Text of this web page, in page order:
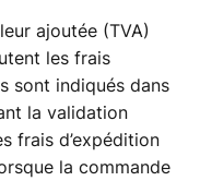
ajoutée (TVA)
les frais
sont indiqués dans
la validation
frais d’expédition
la commande